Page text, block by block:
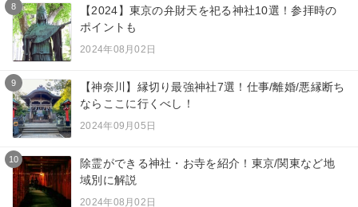
8
【2024】東京の弁財天を祀る神社10選！参拝時の
ポイントも
2024年08月02日
9
【神奈川】縁切り最強神社7選！仕事/離婚/悪縁断ち
ならここに行くべし！
2024年09月05日
10
除霊ができる神社・お寺を紹介！東京/関東など地
域別に解説
2024年08月02日